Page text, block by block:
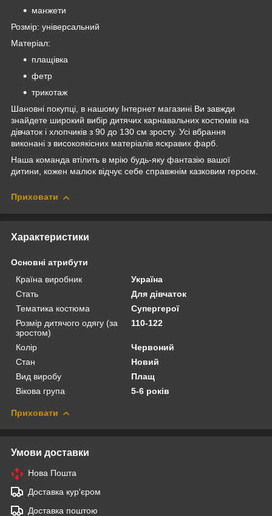
манжети
Розмір: універсальний
Матеріал:
плащівка
фетр
трикотаж
Шановні покупці, в нашому Інтернет магазині Ви завжди
знайдете широкий вибір дитячих карнавальних костюмів на
дівчаток і хлопчиків з 90 до 130 см зросту. Усі вбрання
виконані з високоякісних матеріалів яскравих фарб.
Наша команда втілить в мрію будь-яку фантазію вашої
дитини, кожен малюк відчує себе справжнім казковим героєм.
Приховати
Характеристики
Основні атрибути
Країна виробник
Україна
Стать
Для дівчаток
Тематика костюма
Супергерої
Розмір дитячого одягу (за
зростом)
110-122
Колір
Червоний
Стан
Новий
Вид виробу
Плащ
Вікова група
5-6 років
Приховати
Умови доставки
Нова Пошта
Доставка кур'єром
Доставка поштою